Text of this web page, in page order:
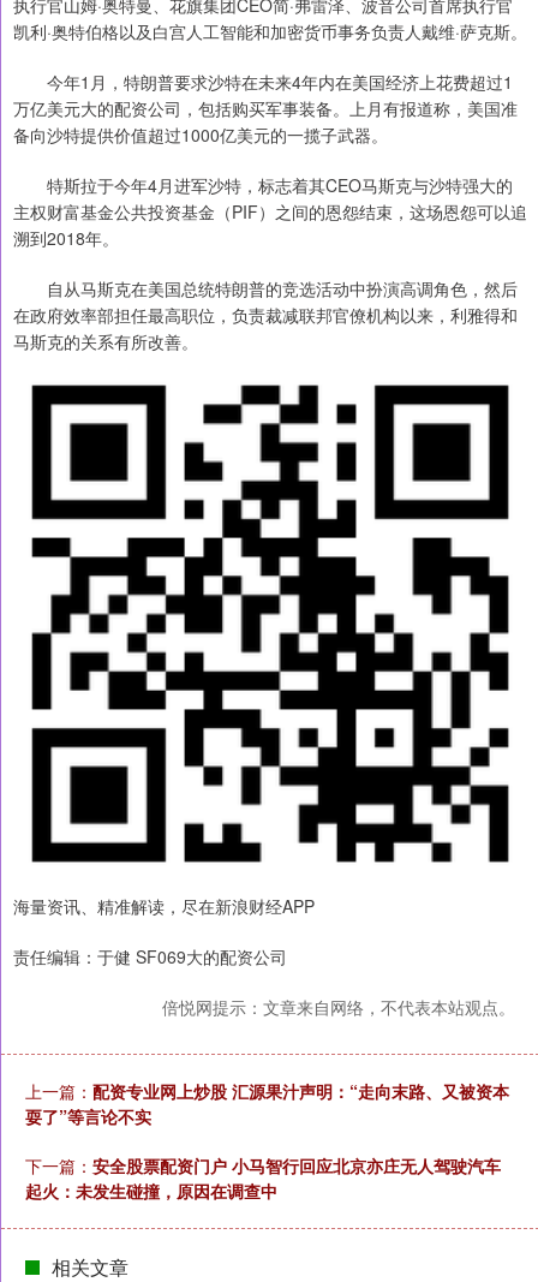
执行官山姆·奥特曼、花旗集团CEO简·弗雷泽、波音公司首席执行官
凯利·奥特伯格以及白宫人工智能和加密货币事务负责人戴维·萨克斯。
今年1月，特朗普要求沙特在未来4年内在美国经济上花费超过1
万亿美元大的配资公司，包括购买军事装备。上月有报道称，美国准
备向沙特提供价值超过1000亿美元的一揽子武器。
特斯拉于今年4月进军沙特，标志着其CEO马斯克与沙特强大的
主权财富基金公共投资基金（PIF）之间的恩怨结束，这场恩怨可以追
溯到2018年。
自从马斯克在美国总统特朗普的竞选活动中扮演高调角色，然后
在政府效率部担任最高职位，负责裁减联邦官僚机构以来，利雅得和
马斯克的关系有所改善。
海量资讯、精准解读，尽在新浪财经APP
责任编辑：于健 SF069大的配资公司
倍悦网提示：文章来自网络，不代表本站观点。
上一篇： 配资专业网上炒股 汇源果汁声明：“走向末路、又被资本
耍了”等言论不实
下一篇： 安全股票配资门户 小马智行回应北京亦庄无人驾驶汽车
起火：未发生碰撞，原因在调查中
相关文章